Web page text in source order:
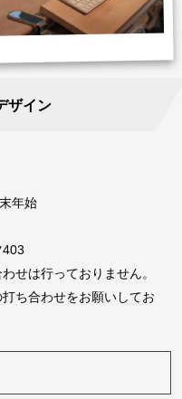
ザイン
年始
せは行っておりません。
ち合わせをお願いしてお